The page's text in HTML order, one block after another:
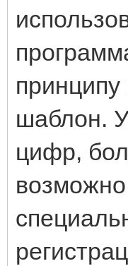
шаблон.
цифр,
возможно